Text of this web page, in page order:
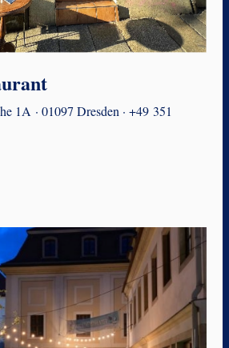
1A · 01097 Dresden · +49 351